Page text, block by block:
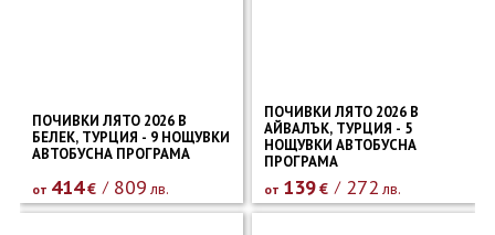
ПОЧИВКИ ЛЯТО 2026 В
БЕЛЕК, ТУРЦИЯ - 9 НОЩУВКИ
АВТОБУСНА ПРОГРАМА
от 414€ 809 лв.
ПОЧИВКИ ЛЯТО 2026 В
АЙВАЛЪК, ТУРЦИЯ - 5
НОЩУВКИ АВТОБУСНА
ПРОГРАМА
от 139€ 272 лв.